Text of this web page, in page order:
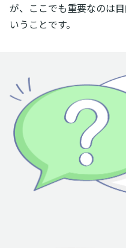
が、ここでも重要なのは
いうことです。